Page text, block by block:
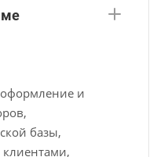
и
базы,
клиентами,